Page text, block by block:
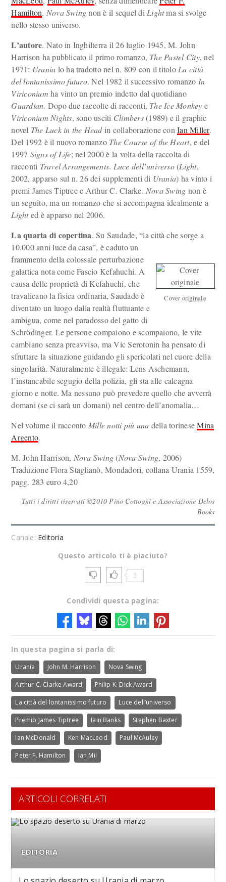
Hamilton. Nova Swingnon è il sequel di Lightma si svolge
nello stesso universo.
L’autore. Nato in Inghilterra il 26 luglio 1945, M. John
Harrison ha pubblicato il primo romanzo, The Pastel City, nel
1971: Urania lo ha tradotto nel n. 809 con il titolo La città
del lontanissimo futuro. Nel 1982 il successivo romanzo In
Viriconium ha vinto un premio indetto dal quotidiano
Guardian. Dopo due raccolte di racconti, The Ice Monkey e
Viriconium Nights, sono usciti Climbers(1989) e il graphic
novel The Luck in the Headin collaborazione conIan Miller.
Del 1992 è il nuovo romanzo The Course of the Heart, e del
1997 Signs of Life; nel 2000 è la volta della raccolta di
racconti Travel Arrangements. Luce dell’universo(Light,
2002, apparso sul n. 26 dei supplementi di Urania) ha vinto i
premi James Tiptree e Arthur C. Clarke. Nova Swing non è
un seguito, ma un romanzo che si accompagna idealmente a
Lighted è apparso nel 2006.
La quarta di copertina. Su Saudade, “la città che sorge a
10.000 anni luce da casa”, è caduto un
Cover originale
frammento della colossale perturbazione
galattica nota come Fascio Kefahuchi. A
causa delle proprietà di Kefahuchi, che
travalicano la fisica ordinaria, Saudade è
diventato un luogo dalla realtà fluttuante e
ambigua, come nel paradosso del gatto di
Schrödinger. Le persone compaiono e scompaiono, le vite
cambiano senza preavviso, ma Vic Serotonin ha pensato di
sfruttare la situazione guidando gli spericolati nel cuore della
singolarità. Naturalmente è illegale: Lens Aschemann,
l’instancabile segugio della polizia, gli sta alle calcagna
giorno e notte. Ma nessuno può prevedere quello che avverrà
domani (se ci sarà un domani) nel centro dell’anomalia…
Nel volume il racconto Mille notti più una della torineseMina
Argento.
M. John Harrison, Nova Swing(Nova Swing, 2006)
Traduzione Flora Staglianò, Mondadori, collana Urania 1559,
pagg. 283 euro 4,20
Tutti i diritti riservati ©2010 Pino Cottogni e Associazione Delos
Books
Canale: Editoria
Questo articolo ti è piaciuto?
2
Condividi questa pagina:
In questa pagina si parla di:
Urania John M. Harrison Nova Swing
Arthur C. Clarke Award Philip K. Dick Award
La città del lontanissimo futuro Luce dell’universo
Premio James Tiptree Iain Banks Stephen Baxter
Ian McDonald Ken MacLeod Paul McAuley
Peter F. Hamilton Ian Mil
ARTICOLI CORRELATI
EDITORIA